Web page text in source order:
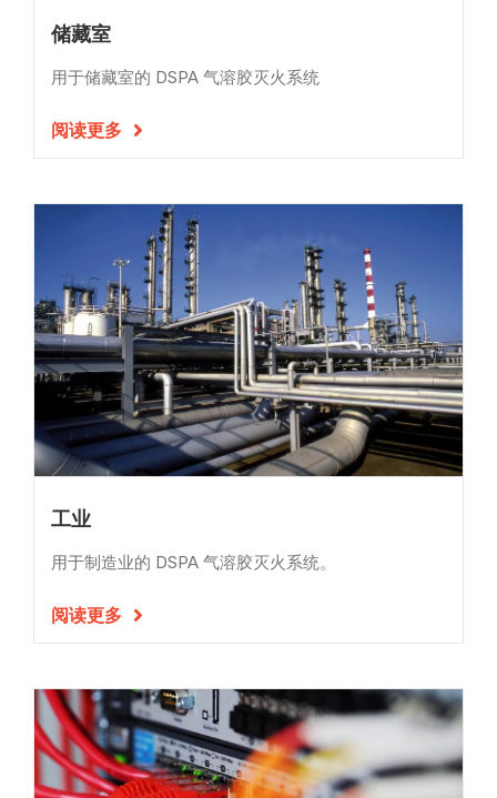
储藏室
用于储藏室的 DSPA 气溶胶灭火系统
阅读更多 
工业
用于制造业的 DSPA 气溶胶灭火系统。
阅读更多 